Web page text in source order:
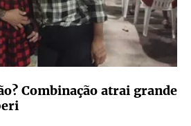
Combinação atrai grande